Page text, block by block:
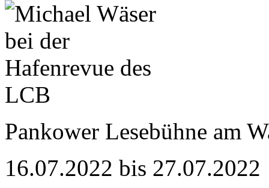
Pankower Lesebühne am
16.07.2022 bis 27.07.2022